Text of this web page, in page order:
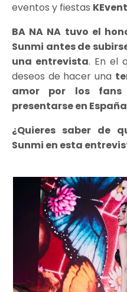
eventos y fiestas
BA NA NA tuvo el
Sunmi antes de
una entrevista. En el
deseos de hacer una
amor por los fans
presentarse en España
¿Quieres saber de
Sunmi en esta